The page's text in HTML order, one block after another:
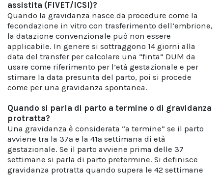
assistita (FIVET/ICSI)?
Quando la gravidanza nasce da procedure come la
fecondazione in vitro con trasferimento dell’embrione,
la datazione convenzionale può non essere
applicabile. In genere si sottraggono 14 giorni alla
data del transfer per calcolare una “finta” DUM da
usare come riferimento per l’età gestazionale e per
stimare la data presunta del parto, poi si procede
come per una gravidanza spontanea.
Quando si parla di parto a termine o di gravidanza
protratta?
Una gravidanza è considerata “a termine” se il parto
avviene tra la 37ª e la 41ª settimana di età
gestazionale. Se il parto avviene prima delle 37
settimane si parla di parto pretermine. Si definisce
gravidanza protratta quando supera le 42 settimane